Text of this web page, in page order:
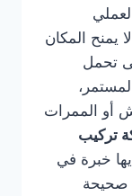
يمنح المكان
تحمل
أو الممرات
تركيب
خبرة في
صحيحة